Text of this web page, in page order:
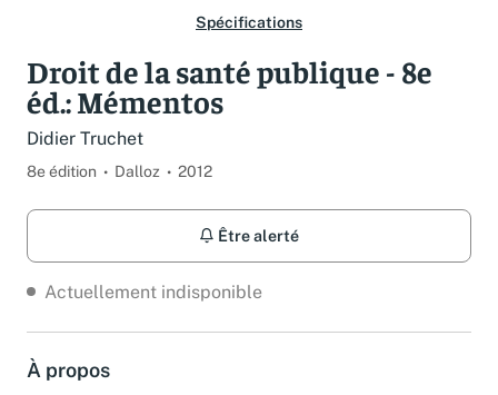
Spécifications
Droit de la santé publique - 8e
éd.: Mémentos
Didier Truchet
8e édition Dalloz 2012
Être alerté
Actuellement indisponible
À propos